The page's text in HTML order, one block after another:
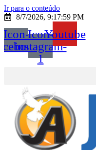
Ir para o conteúdo
8/7/2026, 9:17:59 PM
Icon-Icon-
instagram-
1
Youtube